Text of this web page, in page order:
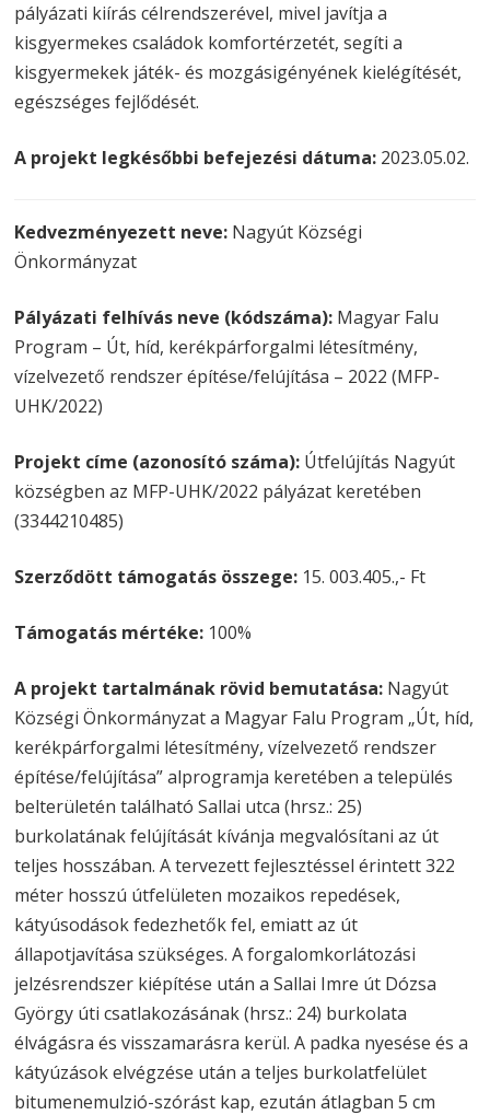
pályázati kiírás célrendszerével, mivel javítja a
kisgyermekes családok komfortérzetét, segíti a
kisgyermekek játék- és mozgásigényének kielégítését,
egészséges fejlődését.
A projekt legkésőbbi befejezési dátuma: 2023.05.02.
Kedvezményezett neve: Nagyút Községi
Önkormányzat
Pályázati felhívás neve (kódszáma): Magyar Falu
Program – Út, híd, kerékpárforgalmi létesítmény,
vízelvezető rendszer építése/felújítása – 2022 (MFP-
UHK/2022)
Projekt címe (azonosító száma): Útfelújítás Nagyút
községben az MFP-UHK/2022 pályázat keretében
(3344210485)
Szerződött támogatás összege: 15. 003.405.,- Ft
Támogatás mértéke: 100%
A projekt tartalmának rövid bemutatása: Nagyút
Községi Önkormányzat a Magyar Falu Program „Út, híd,
kerékpárforgalmi létesítmény, vízelvezető rendszer
építése/felújítása” alprogramja keretében a település
belterületén található Sallai utca (hrsz.: 25)
burkolatának felújítását kívánja megvalósítani az út
teljes hosszában. A tervezett fejlesztéssel érintett 322
méter hosszú útfelületen mozaikos repedések,
kátyúsodások fedezhetők fel, emiatt az út
állapotjavítása szükséges. A forgalomkorlátozási
jelzésrendszer kiépítése után a Sallai Imre út Dózsa
György úti csatlakozásának (hrsz.: 24) burkolata
élvágásra és visszamarásra kerül. A padka nyesése és a
kátyúzások elvégzése után a teljes burkolatfelület
bitumenemulzió-szórást kap, ezután átlagban 5 cm